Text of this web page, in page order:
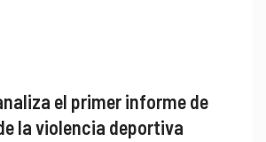
el primer informe de
la violencia deportiva